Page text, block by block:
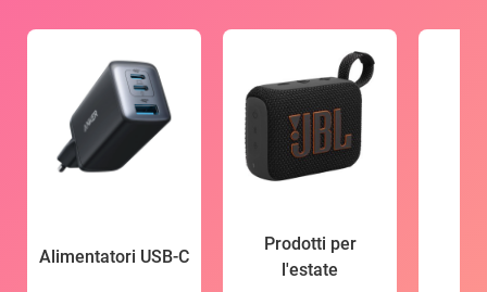
Alimentatori USB-C
Prodotti per
l'estate